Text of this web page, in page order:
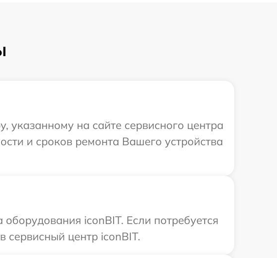
на сайте сервисного центра
и сроков ремонта Вашего устройства
iconBIT. Если потребуется
сервисный центр iconBIT.